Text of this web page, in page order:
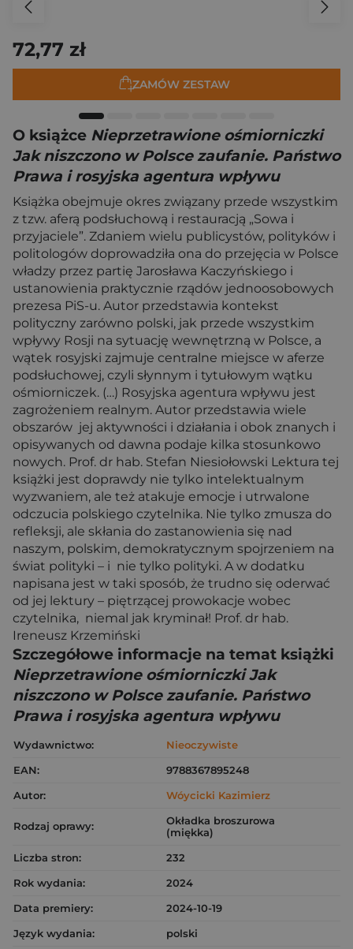
72,77 zł
ZAMÓW ZESTAW
O książce Nieprzetrawione ośmiorniczki
Jak niszczono w Polsce zaufanie. Państwo
Prawa i rosyjska agentura wpływu
Książka obejmuje okres związany przede wszystkim
z tzw. aferą podsłuchową i restauracją „Sowa i
przyjaciele”. Zdaniem wielu publicystów, polityków i
politologów doprowadziła ona do przejęcia w Polsce
władzy przez partię Jarosława Kaczyńskiego i
ustanowienia praktycznie rządów jednoosobowych
prezesa PiS-u. Autor przedstawia kontekst
polityczny zarówno polski, jak przede wszystkim
wpływy Rosji na sytuację wewnętrzną w Polsce, a
wątek rosyjski zajmuje centralne miejsce w aferze
podsłuchowej, czyli słynnym i tytułowym wątku
ośmiorniczek. (…) Rosyjska agentura wpływu jest
zagrożeniem realnym. Autor przedstawia wiele
obszarów jej aktywności i działania i obok znanych i
opisywanych od dawna podaje kilka stosunkowo
nowych. Prof. dr hab. Stefan Niesiołowski Lektura tej
książki jest doprawdy nie tylko intelektualnym
wyzwaniem, ale też atakuje emocje i utrwalone
odczucia polskiego czytelnika. Nie tylko zmusza do
refleksji, ale skłania do zastanowienia się nad
naszym, polskim, demokratycznym spojrzeniem na
świat polityki – i nie tylko polityki. A w dodatku
napisana jest w taki sposób, że trudno się oderwać
od jej lektury – piętrzącej prowokacje wobec
czytelnika, niemal jak kryminał! Prof. dr hab.
Ireneusz Krzemiński
Szczegółowe informacje na temat książki
Nieprzetrawione ośmiorniczki Jak
niszczono w Polsce zaufanie. Państwo
Prawa i rosyjska agentura wpływu
Wydawnictwo:
Nieoczywiste
EAN:
9788367895248
Autor:
Wóycicki Kazimierz
Rodzaj oprawy:
Okładka broszurowa
(miękka)
Liczba stron:
232
Rok wydania:
2024
Data premiery:
2024-10-19
Język wydania:
polski